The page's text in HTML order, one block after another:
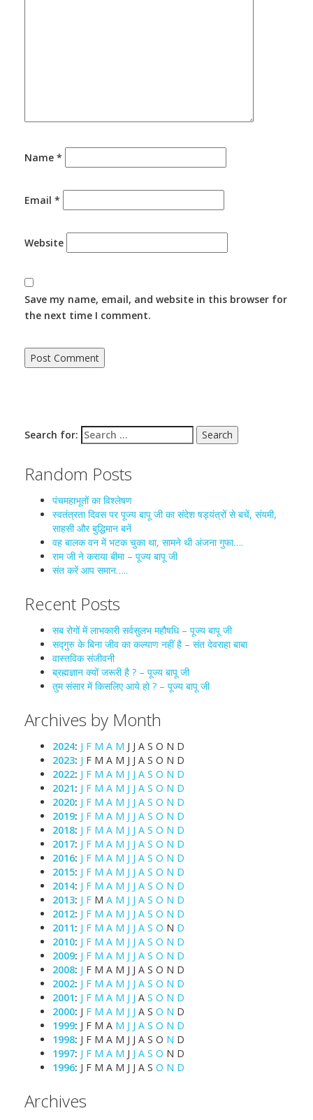
Name *
Email *
Website
Save my name, email, and website in this browser for
the next time I comment.
Search for:
Random Posts
पंचमहाभूतों का विश्लेषण
स्वतंत्रता दिवस पर पूज्य बापू जी का संदेश षड्यंत्रों से बचें, संयमी,
साहसी और बुद्धिमान बनें
वह बालक वन में भटक चुका था, सामने थी अंजना गुफा….
राम जी ने कराया बीमा – पूज्य बापू जी
संत करें आप समान…..
Recent Posts
सब रोगों में लाभकारी सर्वसुलभ महौषधि – पूज्य बापू जी
सद्गुरु के बिना जीव का कल्याण नहीं है – संत देवराहा बाबा
वास्तविक संजीवनी
ब्रह्मज्ञान क्यों जरूरी है ? – पूज्य बापू जी
तुम संसार में किसलिए आये हो ? – पूज्य बापू जी
Archives by Month
2024: J F M A M J J A S O N D
2023: J F M A M J J A S O N D
2022: J F M A M J J A S O N D
2021: J F M A M J J A S O N D
2020: J F M A M J J A S O N D
2019: J F M A M J J A S O N D
2018: J F M A M J J A S O N D
2017: J F M A M J J A S O N D
2016: J F M A M J J A S O N D
2015: J F M A M J J A S O N D
2014: J F M A M J J A S O N D
2013: J F M A M J J A S O N D
2012: J F M A M J J A S O N D
2011: J F M A M J J A S O N D
2010: J F M A M J J A S O N D
2009: J F M A M J J A S O N D
2008: J F M A M J J A S O N D
2002: J F M A M J J A S O N D
2001: J F M A M J J A S O N D
2000: J F M A M J J A S O N D
1999: J F M A M J J A S O N D
1998: J F M A M J J A S O N D
1997: J F M A M J J A S O N D
1996: J F M A M J J A S O N D
Archives